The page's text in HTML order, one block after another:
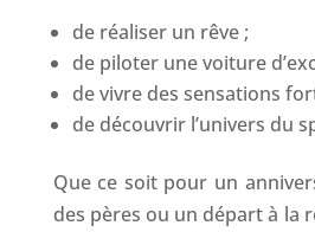
de réaliser un rêve ;
de piloter une voiture
de vivre des sensations
de découvrir l’univers du
Que ce soit pour un
des pères ou un départ à la